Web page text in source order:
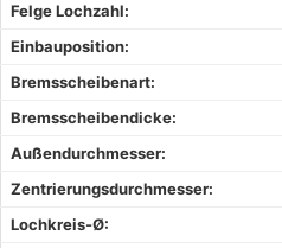
Felge Lochzahl:
Einbauposition:
Bremsscheibenart:
Bremsscheibendicke:
Außendurchmesser:
Zentrierungsdurchmesser:
Lochkreis-Ø: